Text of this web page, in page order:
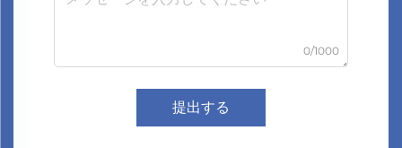
0/1000
提出する